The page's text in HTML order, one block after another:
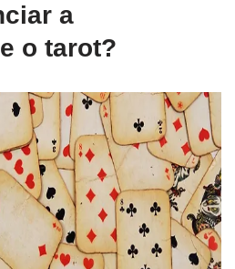
a
o tarot?